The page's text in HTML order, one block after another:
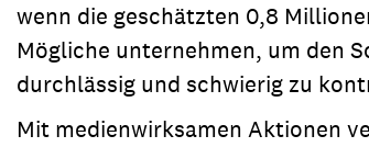
wenn die geschätzten 0,8
Mögliche unternehmen, um den
durchlässig und schwierig zu
Mit medienwirksamen Aktionen